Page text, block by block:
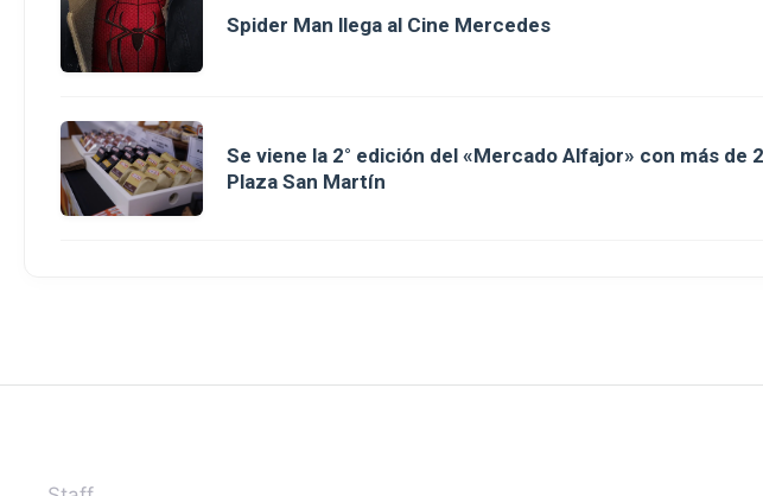
Spider Man llega al Cine Mercedes
Se viene la 2° edición del «Mercado Alfajor» con más de
Plaza San Martín